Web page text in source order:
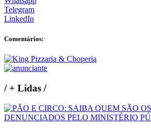
Telegram
LinkedIn
Comentários:
/+ Lidas /